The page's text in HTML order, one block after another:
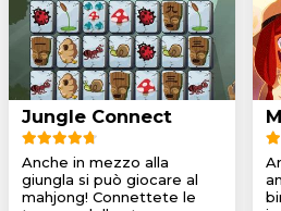
Jungle Connect
Anche in mezzo alla
giungla si può giocare al
mahjong! Connettete le